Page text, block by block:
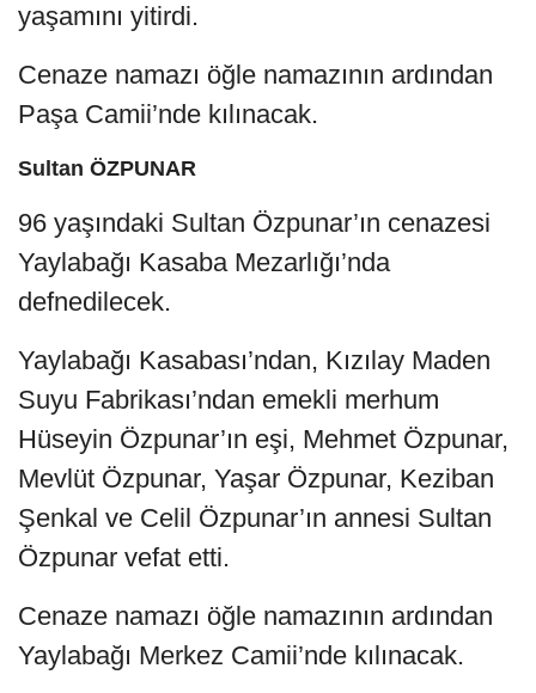
yaşamını yitirdi.
Cenaze namazı öğle namazının ardından
Paşa Camii’nde kılınacak.
Sultan ÖZPUNAR
96 yaşındaki Sultan Özpunar’ın cenazesi
Yaylabağı Kasaba Mezarlığı’nda
defnedilecek.
Yaylabağı Kasabası’ndan, Kızılay Maden
Suyu Fabrikası’ndan emekli merhum
Hüseyin Özpunar’ın eşi, Mehmet Özpunar,
Mevlüt Özpunar, Yaşar Özpunar, Keziban
Şenkal ve Celil Özpunar’ın annesi Sultan
Özpunar vefat etti.
Cenaze namazı öğle namazının ardından
Yaylabağı Merkez Camii’nde kılınacak.